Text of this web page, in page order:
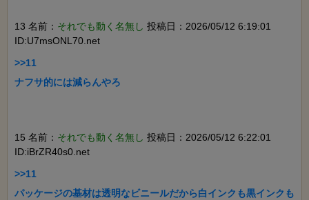
13 名前： それでも動く名無し 投稿日：2026/05/12 6:19:01
ID:U7msONL70.net
>>11
ナフサ的には減らんやろ
15 名前： それでも動く名無し 投稿日：2026/05/12 6:22:01
ID:iBrZR40s0.net
>>11
パッケージの基材は透明なビニールだから白インクも黒インクも